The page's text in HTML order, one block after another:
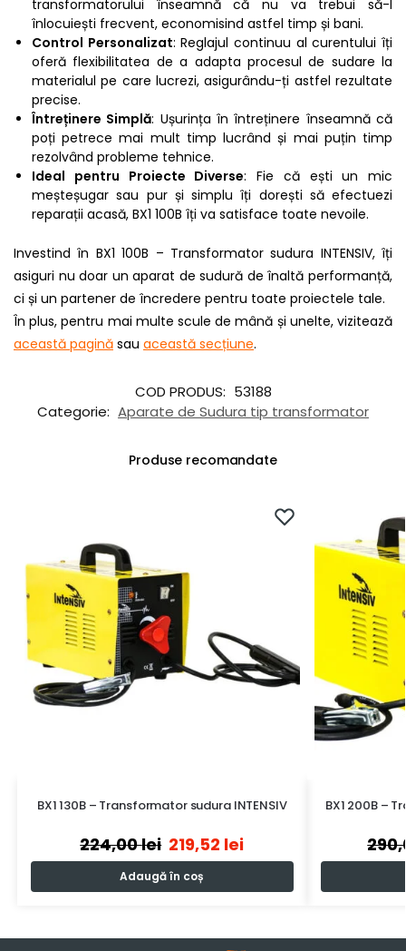
transformatorului înseamnă că nu va trebui să-l
înlocuiești frecvent, economisind astfel timp și bani.
Control Personalizat: Reglajul continuu al curentului îți
oferă flexibilitatea de a adapta procesul de sudare la
materialul pe care lucrezi, asigurându-ți astfel rezultate
precise.
Întreținere Simplă: Ușurința în întreținere înseamnă că
poți petrece mai mult timp lucrând și mai puțin timp
rezolvând probleme tehnice.
Ideal pentru Proiecte Diverse: Fie că ești un mic
meșteșugar sau pur și simplu îți dorești să efectuezi
reparații acasă, BX1 100B îți va satisface toate nevoile.
Investind în BX1 100B – Transformator sudura INTENSIV, îți
asiguri nu doar un aparat de sudură de înaltă performanță,
ci și un partener de încredere pentru toate proiectele tale.
În plus, pentru mai multe scule de mână și unelte, vizitează
această pagină sau această secțiune.
COD PRODUS: 53188
Categorie: Aparate de Sudura tip transformator
Produse recomandate
BX1 130B – Transformator sudura INTENSIV
224,00lei 219,52 lei
Adaugă în coș
BX1 200B –